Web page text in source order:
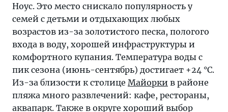
Ноус. Это место снискало популярность у
семей с детьми и отдыхающих любых
возрастов из-за золотистого песка, пологого
входа в воду, хорошей инфраструктуры и
комфортного купания. Температура воды с
пик сезона (июнь-сентябрь) достигает +24 °С.
Из-за близости к столице Майорки в районе
пляжа много развлечений: кафе, рестораны,
аквапарк. Также в округе хороший выбор